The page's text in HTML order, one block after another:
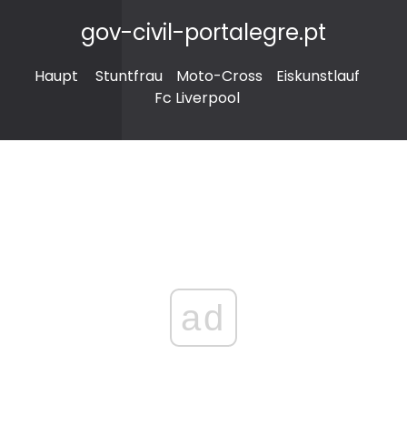
gov-civil-portalegre.pt
Haupt Stuntfrau Moto-Cross
Eiskunstlauf
Fc Liverpool
ad